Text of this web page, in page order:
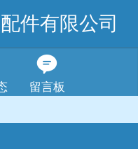
件有限公司
留言板